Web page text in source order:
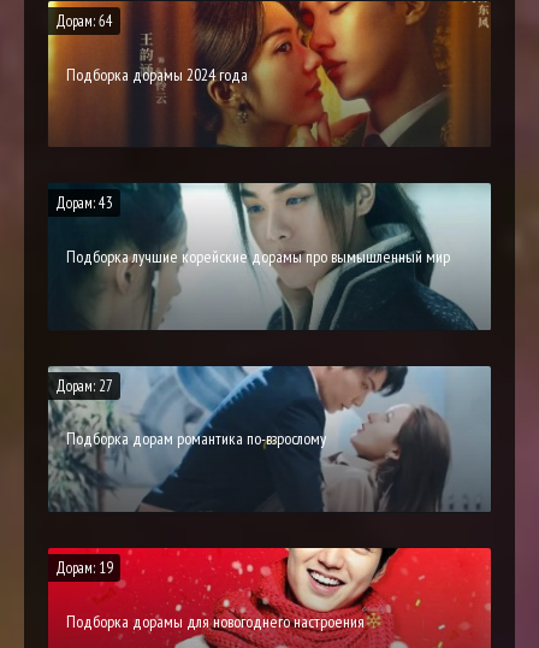
Дорам: 64
Подборка дорамы 2024 года
Дорам: 43
Подборка лучшие корейские дорамы про вымышленный мир
Дорам: 27
Подборка дорам романтика по-взрослому
Дорам: 19
Подборка дорамы для новогоднего настроения